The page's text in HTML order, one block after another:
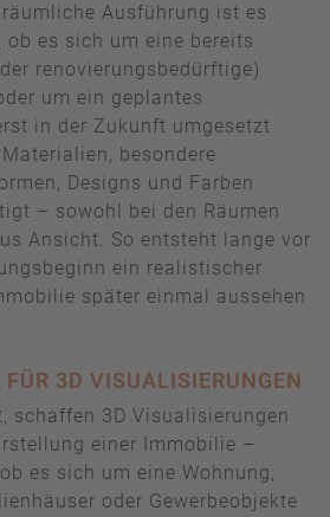
Ausführung ist es
es sich um eine bereits
renovierungsbedürftige)
um ein geplantes
in der Zukunft umgesetzt
besondere
Designs und Farben
– sowohl bei den Räumen
Ansicht. So entsteht lange vor
ein realistischer
später einmal aussehen
3D VISUALISIERUNGEN
schaffen 3D Visualisierungen
einer Immobilie –
es sich um eine Wohnung,
oder Gewerbeobjekte